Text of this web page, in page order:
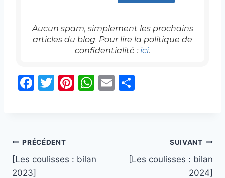
Aucun spam, simplement les prochains
articles du blog. Pour lire la politique de
confidentialité : ici.
F
b
o
T
Pi W
p
E
Navigation
de
PRÉCÉDENT
[Les coulisses : bilan
2023]
SUIVANT
[Les coulisses : bilan
2024]